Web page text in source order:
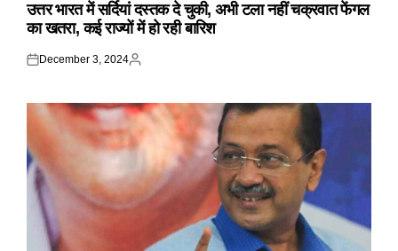
उत्तर भारत में सर्दियां दस्तक दे चुकी, अभी टला नहीं चक्रवात फेंगल
का खतरा, कई राज्यों में हो रही बारिश
Posted
December 3, 2024
Posted